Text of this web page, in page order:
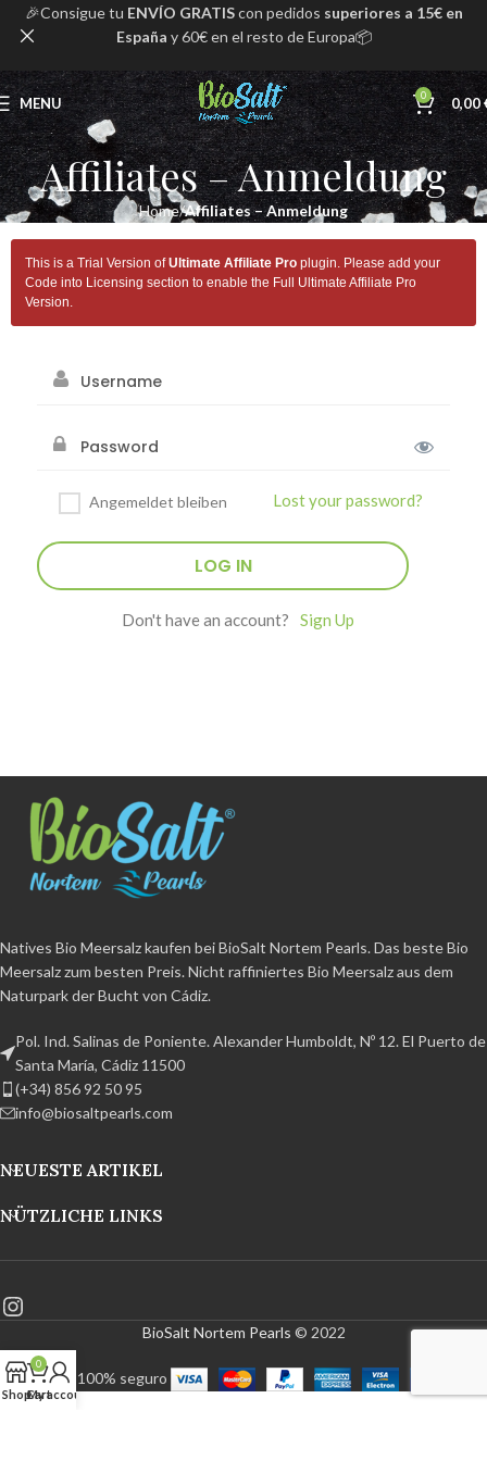
MENU 0 0,00
Affiliates – Anmeldung
Home Affiliates – Anmeldung
This is a Trial Version ofUltimate Affiliate Pro plugin. Please add your
Code into Licensing section to enable the Full Ultimate Affiliate Pro
Version.
Angemeldet bleiben Lost your password?
Don't have an account? Sign Up
Natives Bio Meersalz kaufen bei BioSalt Nortem Pearls. Das beste Bio
Meersalz zum besten Preis. Nicht raffiniertes Bio Meersalz aus dem
Naturpark der Bucht von Cádiz.
Pol. Ind. Salinas de Poniente. Alexander Humboldt, Nº 12. El Puerto de
Santa María, Cádiz 11500
(+34) 856 92 50 95
info@biosaltpearls.com
NEUESTE ARTIKEL
NÜTZLICHE LINKS
BioSalt Nortem Pearls © 2022
Pago 100% seguro
🎉Consigue tu ENVÍO GRATIScon pedidos superiores a 15€ en
España y 60€ en el resto de Europa📦
Shop
0
Cart
My account